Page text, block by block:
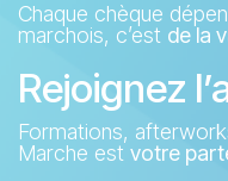
Chaque chèque
marchois, c’est de la
Rejoignez
Formations,
Marche est votre